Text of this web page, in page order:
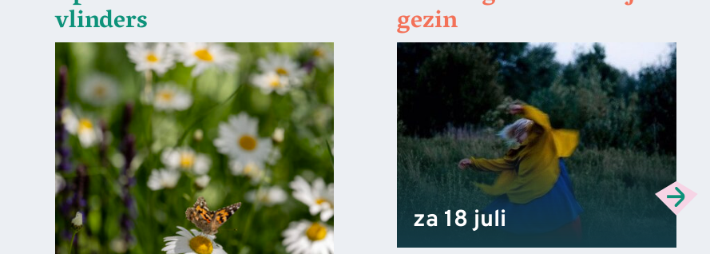
vlinders gezin
za 18 juli